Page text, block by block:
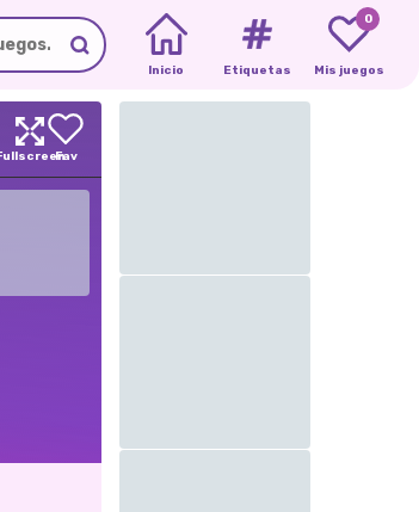
Inicio Etiquetas
0
Mis juegos